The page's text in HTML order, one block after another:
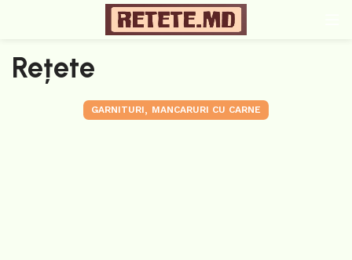
Rețete
GARNITURI, MANCARURI CU CARNE